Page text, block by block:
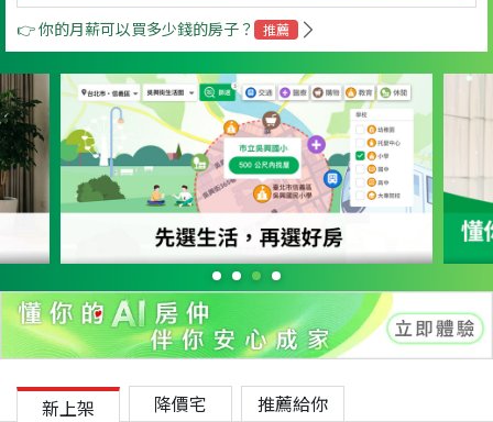
👉 你的月薪可以買多少錢的房子？ 推薦
新上架 降價宅 推薦給你